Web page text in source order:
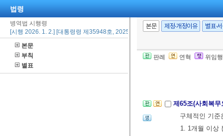
법령
병역법 시행령
[시행 2026. 1. 2.] [대통령령 제35948호, 2025. 12. 30., 타법개정]
본문
부칙
별표
본문 제정·개정이유 별표·
판례 연혁 위임
정한다.<개정
[제목개정
[제67조에서
제65조(사회복
구체적인 기
1. 1개월 이상